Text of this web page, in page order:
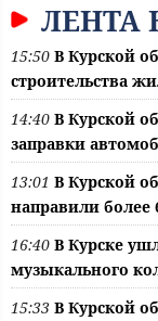
ЛЕНТА
15:50 В Курской
строительства
14:40 В Курской
заправки
13:01 В Курской
направили более
16:40 В Курске
музыкального
15:33 В Курской